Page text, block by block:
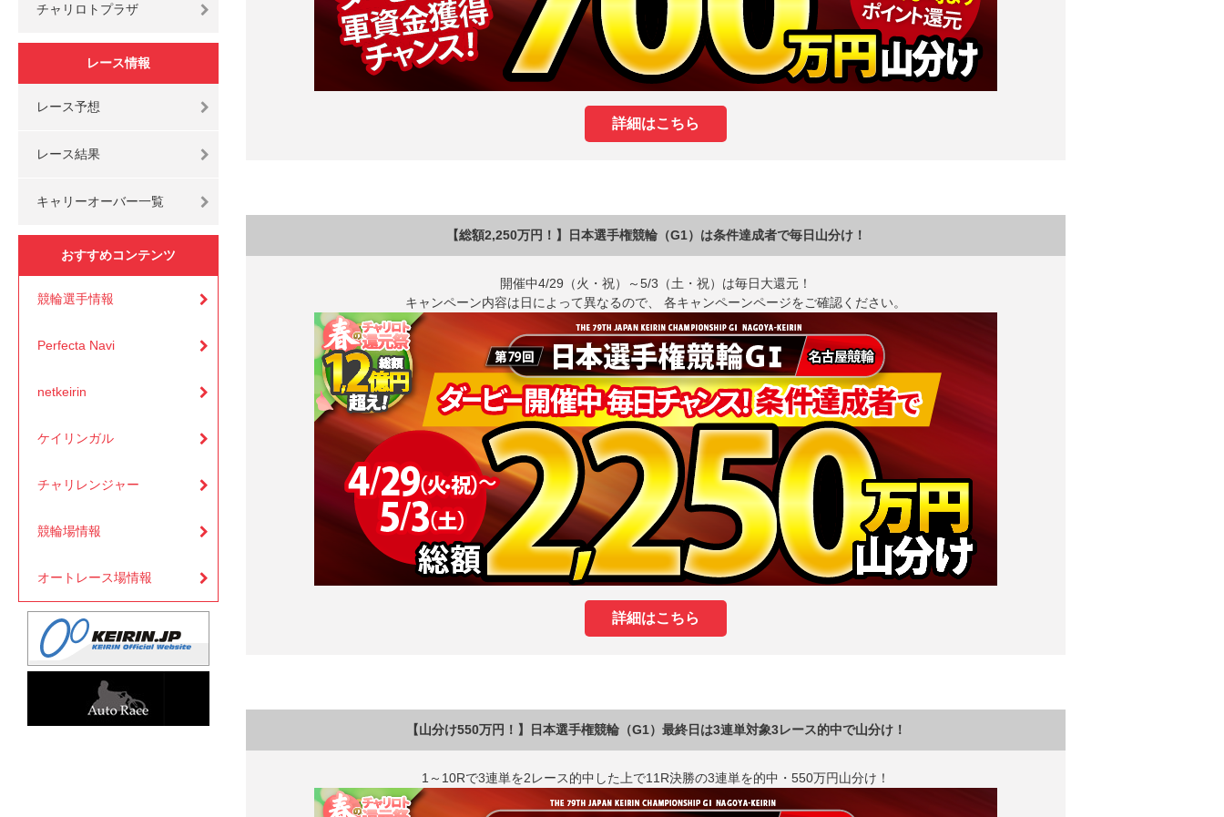
チャリロトプラザ
レース情報
レース予想
レース結果
キャリーオーバー一覧
おすすめコンテンツ
競輪選手情報
Perfecta Navi
netkeirin
ケイリンガル
チャリレンジャー
競輪場情報
オートレース場情報
詳細はこちら
【総額2,250万円！】日本選手権競輪（G1）は条件達成者で毎日山分け！
開催中4/29（火・祝）～5/3（土・祝）は毎日大還元！
キャンペーン内容は日によって異なるので、 各キャンペーンページをご確認ください。
詳細はこちら
【山分け550万円！】日本選手権競輪（G1）最終日は3連単対象3レース的中で山分け！
1～10Rで3連単を2レース的中した上で11R決勝の3連単を的中・550万円山分け！